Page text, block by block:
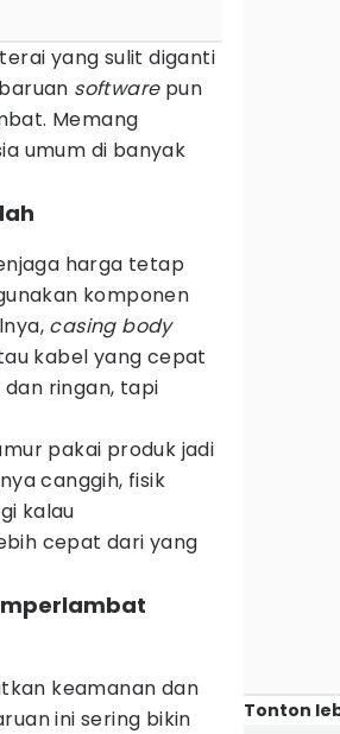
yang sulit diganti
softwarepun
Memang
umum di banyak
harga tetap
komponen
casing body
kabel yang cepat
ringan, tapi
pakai produk jadi
canggih, fisik
kalau
cepat dari yang
keamanan dan
ini sering bikin
Tonton